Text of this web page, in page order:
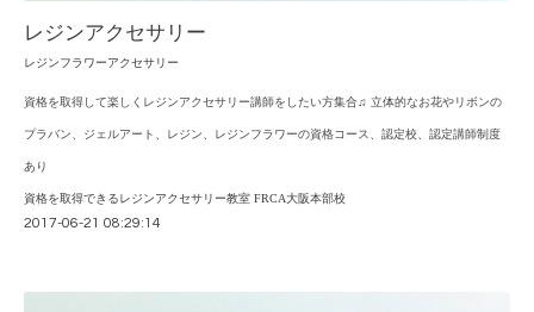
レジンアクセサリー
レジンフラワーアクセサリー
資格を取得して楽しくレジンアクセサリー講師をしたい方集合♫ 立体的なお花やリボンの
プラバン、ジェルアート、レジン、レジンフラワーの資格コース、認定校、認定講師制度
あり
資格を取得できるレジンアクセサリー教室 FRCA大阪本部校
2017-06-21 08:29:14